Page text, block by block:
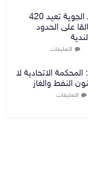
النقل : الخطوط الجوية تعيد 420
على الحدود
التعليقات
الاتحادية لا
النفط والغاز
التعليقات